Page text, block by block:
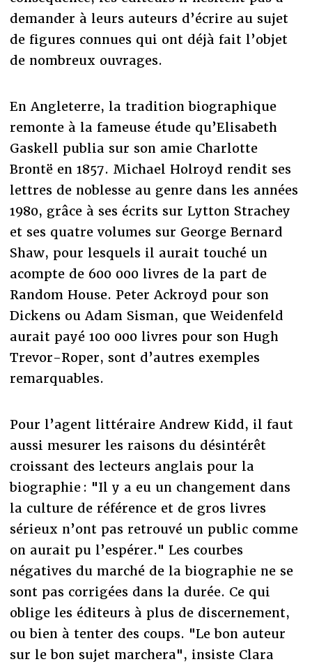
demander à leurs auteurs d’écrire au sujet
de figures connues qui ont déjà fait l’objet
de nombreux ouvrages.
En Angleterre, la tradition biographique
remonte à la fameuse étude qu’Elisabeth
Gaskell publia sur son amie Charlotte
Brontë en 1857. Michael Holroyd rendit ses
lettres de noblesse au genre dans les années
1980, grâce à ses écrits sur Lytton Strachey
et ses quatre volumes sur George Bernard
Shaw, pour lesquels il aurait touché un
acompte de 600 000 livres de la part de
Random House. Peter Ackroyd pour son
Dickens ou Adam Sisman, que Weidenfeld
aurait payé 100 000 livres pour son Hugh
Trevor-Roper, sont d’autres exemples
remarquables.
Pour l’agent littéraire Andrew Kidd, il faut
aussi mesurer les raisons du désintérêt
croissant des lecteurs anglais pour la
biographie : "Il y a eu un changement dans
la culture de référence et de gros livres
sérieux n’ont pas retrouvé un public comme
on aurait pu l’espérer." Les courbes
négatives du marché de la biographie ne se
sont pas corrigées dans la durée. Ce qui
oblige les éditeurs à plus de discernement,
ou bien à tenter des coups. "Le bon auteur
sur le bon sujet marchera", insiste Clara